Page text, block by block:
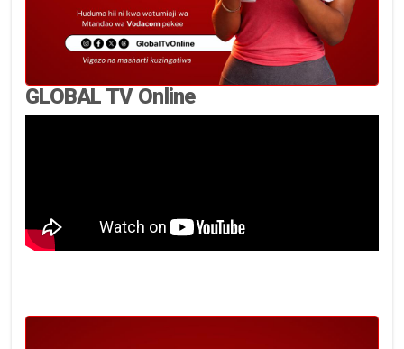
GLOBAL TV Online